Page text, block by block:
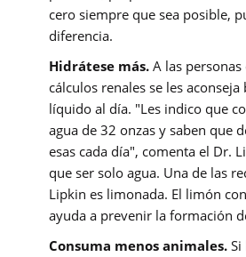
cero siempre que sea posible,
diferencia.
Hidrátese más. A las
cálculos renales se les
líquido al día. "Les indico que
agua de 32 onzas y saben que
esas cada día", comenta el Dr.
que ser solo agua. Una de las
Lipkin es limonada. El limón
ayuda a prevenir la formación
Consuma menos animales. Si